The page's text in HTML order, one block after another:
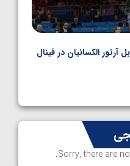
الکسانیان در فینال
Sorry, there are